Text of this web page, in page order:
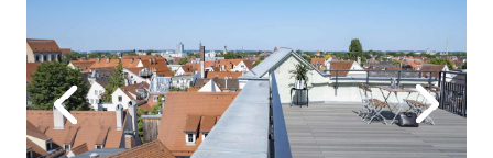
Previous Next